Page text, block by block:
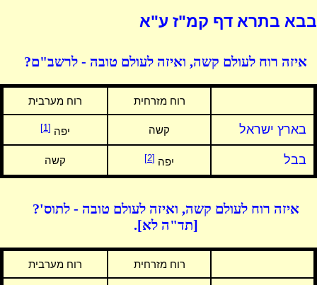
בבא בתרא דף קמ"ז ע"א
איזה רוח לעולם קשה, ואיזה לעולם טובה - לרשב"ם?
רוח מזרחית רוח מערבית
בארץ ישראל קשה יפה [1]
בבל יפה [2] קשה
איזה רוח לעולם קשה, ואיזה לעולם טובה - לתוס'?
[תד"ה לא].
רוח מזרחית רוח מערבית